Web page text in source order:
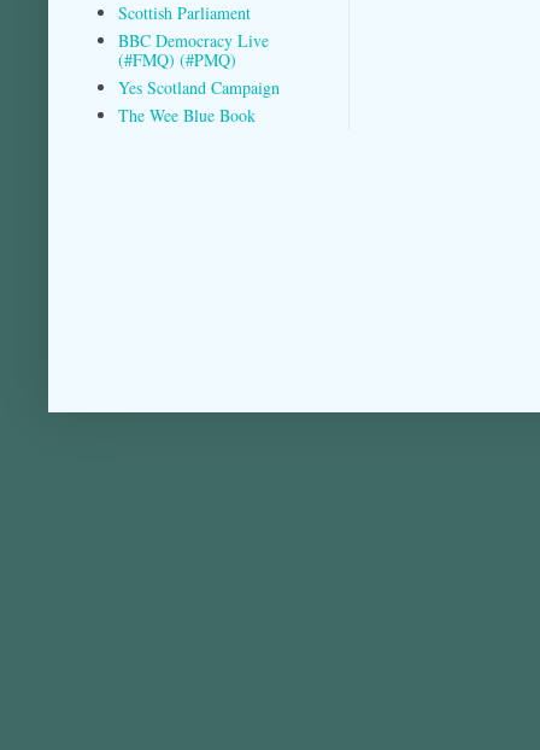
Scottish Parliament
BBC Democracy Live
(#FMQ) (#PMQ)
Yes Scotland Campaign
The Wee Blue Book